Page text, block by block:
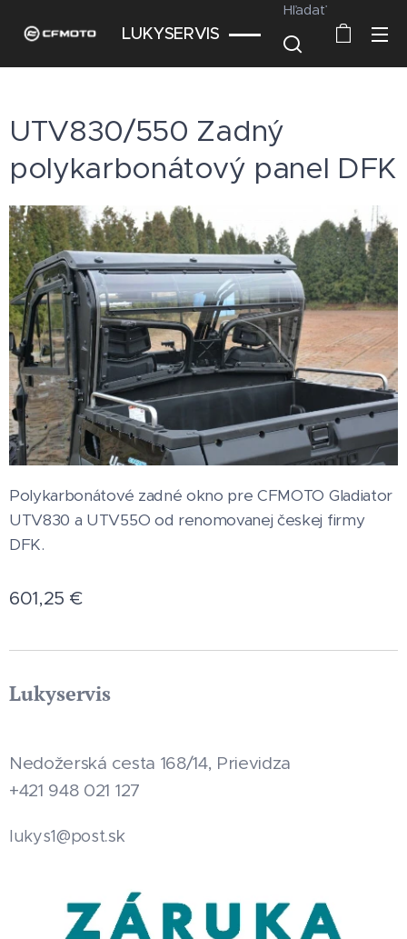
LUKYSERVIS
Hľadať
UTV830/550 Zadný
polykarbonátový panel DFK
Polykarbonátové zadné okno pre CFMOTO Gladiator
UTV830 a UTV55O od renomovanej českej firmy
DFK.
601,25 €
Lukyservis
Nedožerská cesta 168/14, Prievidza
+421 948 021 127
lukys1@post.sk